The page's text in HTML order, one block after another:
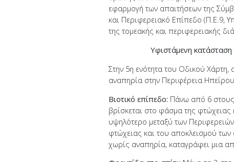
εφαρμογή των απαιτήσεων της
και Περιφερειακό Επίπεδο (Π.Ε.9,
της τομεακής και περιφερειακής
Υφιστάμενη
Στην 5η ενότητα του Οδικού
αναπηρία στην Περιφέρεια
Βιοτικό επίπεδο: Πάνω από 6
βρίσκεται στο φάσμα της
υψηλότερο μεταξύ των
φτώχειας και του αποκλεισμού
χωρίς αναπηρία, καταγράφει μια